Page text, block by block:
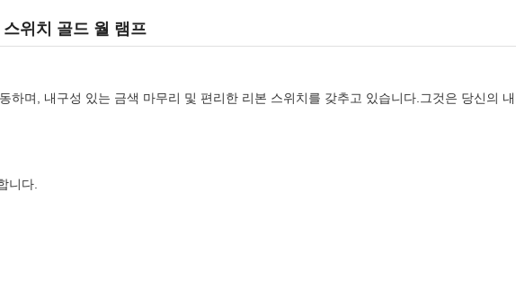
위치 골드 월 램프
며, 내구성 있는 금색 마무리 및 편리한 리본 스위치를 갖추고 있습니다.그것은 당신의
니다.